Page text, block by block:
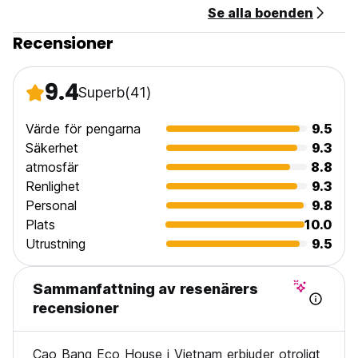
Se alla boenden
Recensioner
9.4Superb(41)
Värde för pengarna
9.5
Säkerhet
9.3
atmosfär
8.8
Renlighet
9.3
Personal
9.8
Plats
10.0
Utrustning
9.5
Sammanfattning av resenärers
recensioner
Cao Bang Eco House i Vietnam erbjuder otroligt